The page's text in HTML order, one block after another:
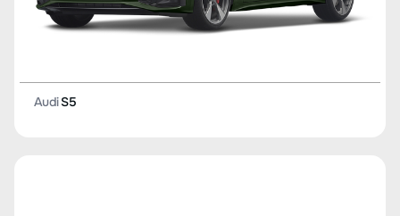
AudiS5